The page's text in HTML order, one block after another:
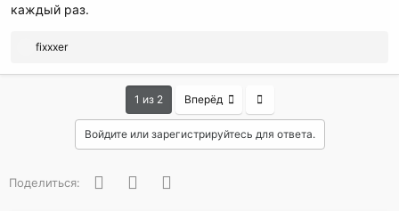
каждый раз.
Р
а
fixxxer
1 из 2 Вперёд
Войдите или зарегистрируйтесь для ответа.
Поделиться: FacebookTwitter